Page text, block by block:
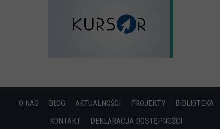
O NAS BLOG AKTUALNOŚCI PROJEKTY
BIBLIOTEKA
KONTAKT
DEKLARACJA DOSTĘPNOŚCI